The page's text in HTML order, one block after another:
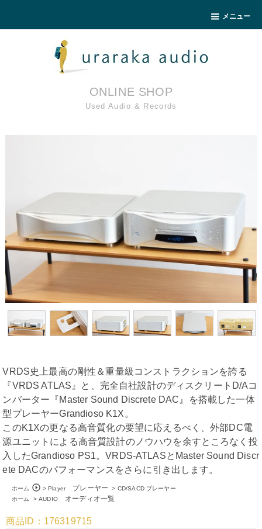
メニュー
ONLINE SHOP
Used Audio & Records
VRDS史上最高の剛性＆重量級コンストラクションを誇る
『VRDS ATLAS』と、完全自社設計のディスクリートD/Aコ
ンバーター『Master Sound Discrete DAC』を搭載した一体
型プレーヤーGrandioso K1X。
このK1Xの更なる高音質化の要望に応えるべく、外部DC電
源ユニットによる高音質設計のノウハウを余すところなく投
入したGrandioso PS1。VRDS-ATLASとMaster Sound Discr
ete DACのパフォーマンスをさらに引き出します。
ホーム >
play_circle_outline Playerプレーヤー > CD/SACD プレーヤー
ホーム
>AUDIOオーディオ一覧
商品ID：176319715